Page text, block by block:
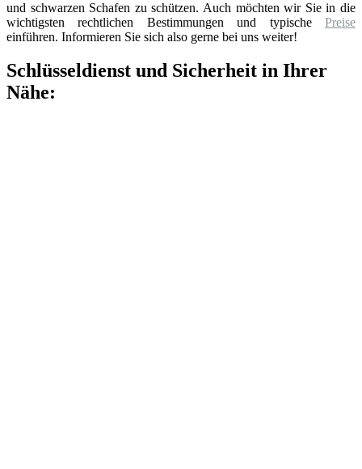
und schwarzen Schafen zu schützen. Auch möchten wir Sie in die
wichtigsten rechtlichen Bestimmungen und typische Preise
einführen. Informieren Sie sich also gerne bei uns weiter!
Schlüsseldienst und Sicherheit in Ihrer
Nähe: